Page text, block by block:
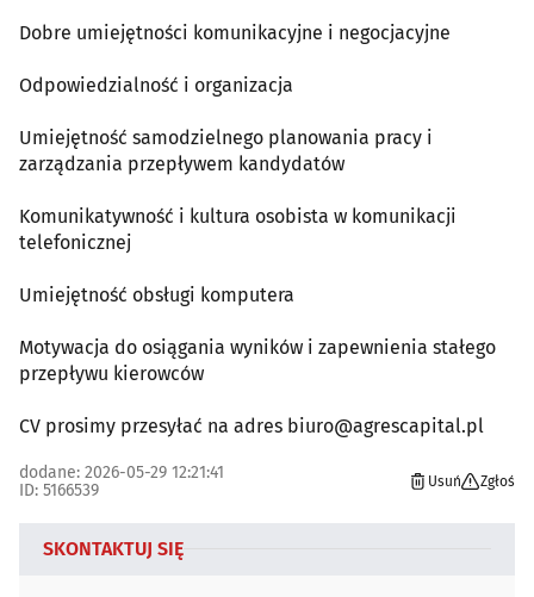
Dobre umiejętności komunikacyjne i negocjacyjne
Odpowiedzialność i organizacja
Umiejętność samodzielnego planowania pracy i
zarządzania przepływem kandydatów
Komunikatywność i kultura osobista w komunikacji
telefonicznej
Umiejętność obsługi komputera
Motywacja do osiągania wyników i zapewnienia stałego
przepływu kierowców
CV prosimy przesyłać na adres biuro@agrescapital.pl
dodane: 2026-05-29 12:21:41
ID: 5166539
Usuń Zgłoś
SKONTAKTUJ SIĘ